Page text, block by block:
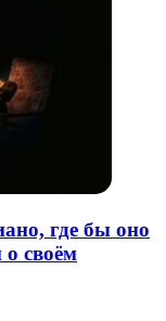
где бы оно
своём